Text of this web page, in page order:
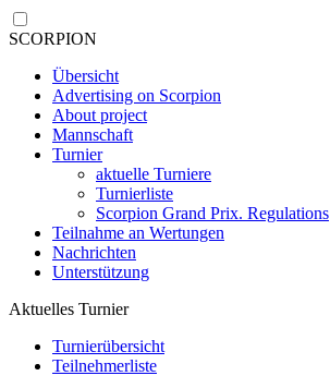
SCORPION
Übersicht
Advertising on Scorpion
About project
Mannschaft
Turnier
aktuelle Turniere
Turnierliste
Scorpion Grand Prix. Regulations
Teilnahme an Wertungen
Nachrichten
Unterstützung
Aktuelles Turnier
Turnierübersicht
Teilnehmerliste